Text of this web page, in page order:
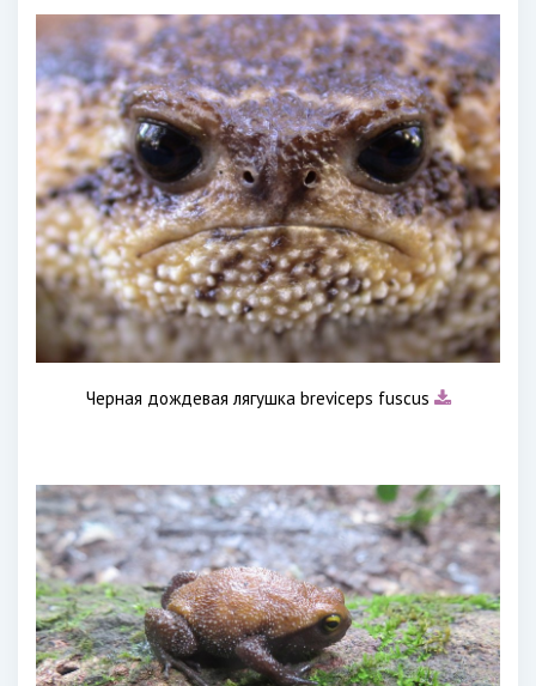
Черная дождевая лягушка breviceps fuscus